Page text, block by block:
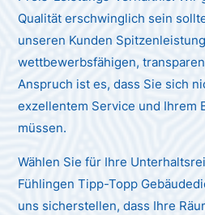
Qualität erschwinglich sein
unseren Kunden
wettbewerbsfähigen,
Anspruch ist es, dass Sie sich
exzellentem Service und Ihrem
müssen.
Wählen Sie für Ihre
Fühlingen Tipp-Topp
uns sicherstellen, dass Ihre